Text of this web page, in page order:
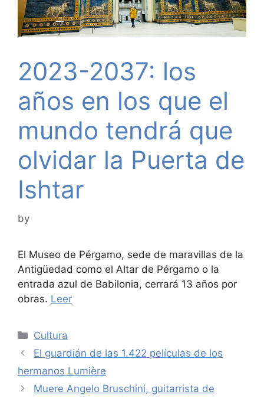
2023-2037: los
años en los que el
mundo tendrá que
olvidar la Puerta de
Ishtar
by
El Museo de Pérgamo, sede de maravillas de la
Antigüedad como el Altar de Pérgamo o la
entrada azul de Babilonia, cerrará 13 años por
obras. Leer
Categories
Cultura
El guardián de las 1.422 películas de los
hermanos Lumière
Muere Angelo Bruschini, guitarrista de